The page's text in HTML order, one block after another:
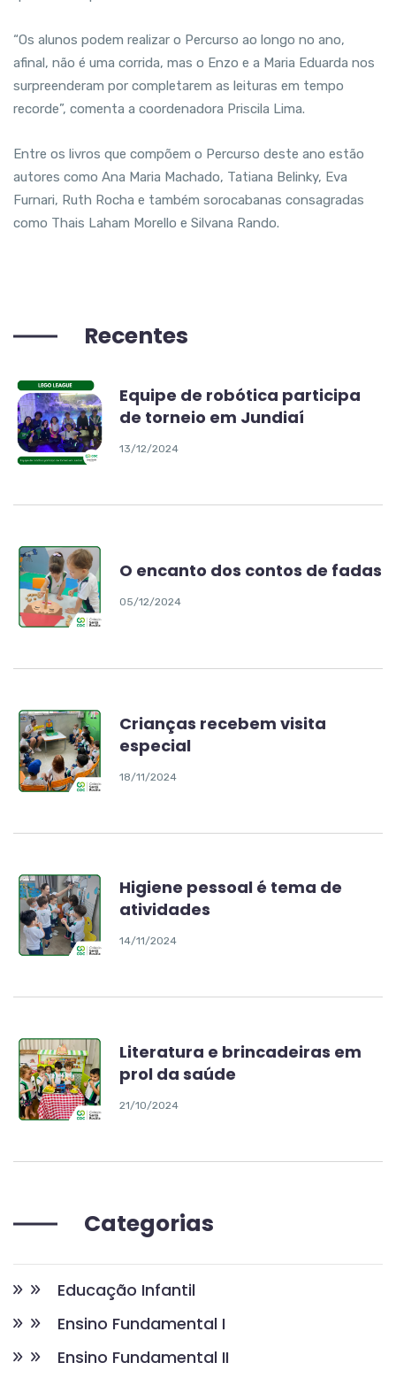
“Os alunos podem realizar o Percurso ao longo no ano,
afinal, não é uma corrida, mas o Enzo e a Maria Eduarda nos
surpreenderam por completarem as leituras em tempo
recorde”, comenta a coordenadora Priscila Lima.
Entre os livros que compõem o Percurso deste ano estão
autores como Ana Maria Machado, Tatiana Belinky, Eva
Furnari, Ruth Rocha e também sorocabanas consagradas
como Thais Laham Morello e Silvana Rando.
Recentes
Equipe de robótica participa
de torneio em Jundiaí
13/12/2024
O encanto dos contos de fadas
05/12/2024
Crianças recebem visita
especial
18/11/2024
Higiene pessoal é tema de
atividades
14/11/2024
Literatura e brincadeiras em
prol da saúde
21/10/2024
Categorias
Educação Infantil
Ensino Fundamental I
Ensino Fundamental II